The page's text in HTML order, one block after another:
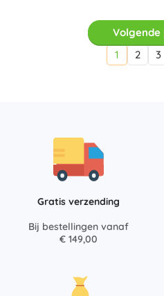
Volgende
1
2 3
Gratis verzending
Bij bestellingen vanaf
€ 149,00